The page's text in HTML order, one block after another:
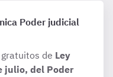
Poder judicial
de Ley
julio, del Poder